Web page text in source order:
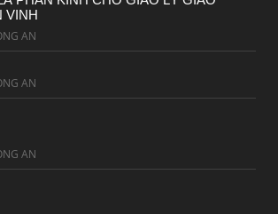
NHẤT TRONG ĐỜI
VINH
AN
AN
AN